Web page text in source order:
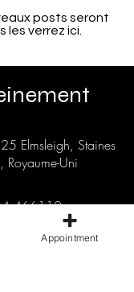
posts seront
les verrez ici.
Elmsleigh, Staines
Uni
466110
Appointment